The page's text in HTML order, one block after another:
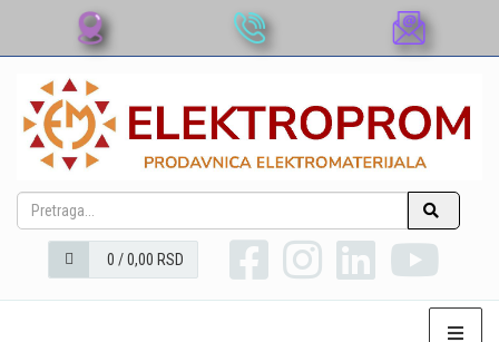
0 / 0,00 RSD